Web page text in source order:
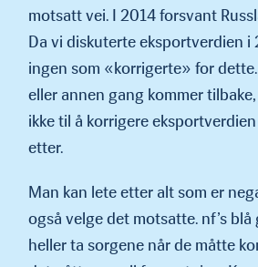
motsatt vei. I 2014 forsvant
Da vi diskuterte eksportverdien i
ingen som «korrigerte» for
eller annen gang kommer
ikke til å korrigere
etter.
Man kan lete etter alt som er
også velge det motsatte. nf’s blå
heller ta sorgene når de måtte